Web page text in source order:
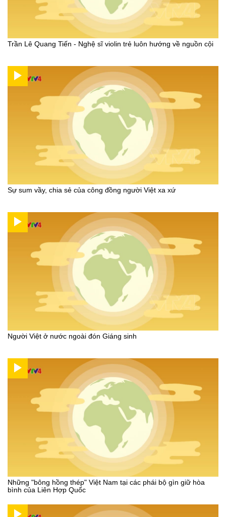
Trần Lê Quang Tiến - Nghệ sĩ violin trẻ luôn hướng về nguồn cội
Sự sum vầy, chia sẻ của công đồng người Việt xa xứ
Người Việt ở nước ngoài đón Giáng sinh
Những "bông hồng thép" Việt Nam tại các phái bộ gìn giữ hòa
bình của Liên Hợp Quốc